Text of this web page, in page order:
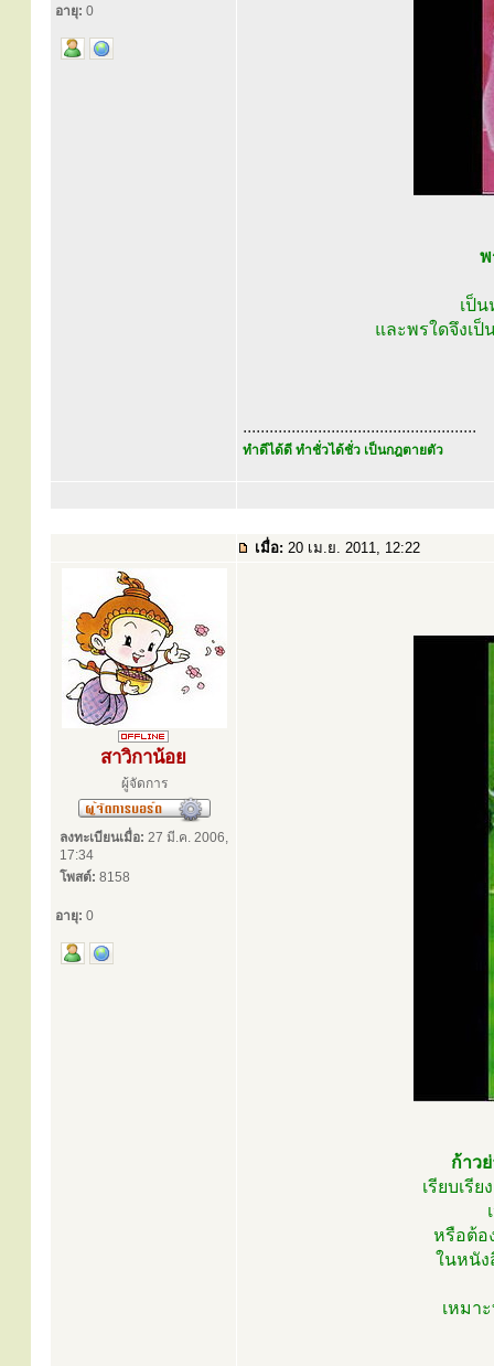
อายุ: 0
พ
เป็
และพรใดจึงเ
.....................................................
ทำดีได้ดี ทำชั่วได้ชั่ว เป็นกฎตายตัว
เมื่อ: 20 เม.ย. 2011, 12:22
สาวิกาน้อย
ผู้จัดการ
ลงทะเบียนเมื่อ: 27 มี.ค. 2006,
17:34
โพสต์: 8158
อายุ: 0
ก้าว
เรียบเรี
หรือต้อ
ในหนัง
เหมา